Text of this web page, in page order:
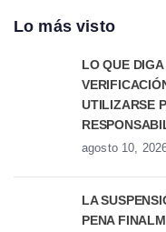
Lo más visto
LO QUE
UTILIZARSE
agosto 10,
LA
PENA